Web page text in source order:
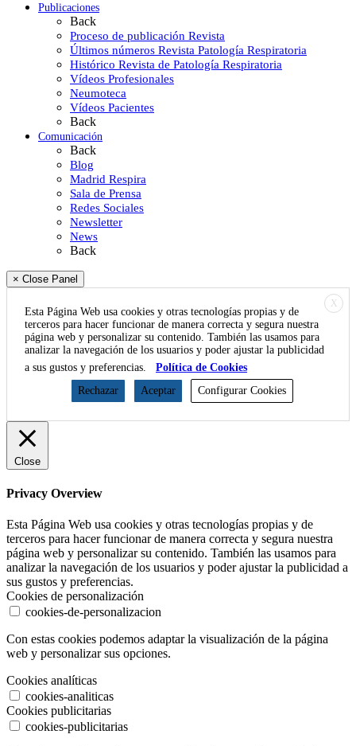
Publicaciones
Back
Proceso de publicación Revista
Últimos números Revista Patología Respiratoria
Histórico Revista de Patología Respiratoria
Vídeos Profesionales
Neumoteca
Vídeos Pacientes
Back
Comunicación
Back
Blog
Madrid Respira
Sala de Prensa
Redes Sociales
Newsletter
News
Back
× Close Panel
X
Esta Página Web usa cookies y otras tecnologías propias y de
terceros para hacer funcionar de manera correcta y segura nuestra
página web y personalizar su contenido. También las usamos para
analizar la navegación de los usuarios y poder ajustar la publicidad
a sus gustos y preferencias.
Política de Cookies
Rechazar
Aceptar Configurar Cookies
Close
Privacy Overview
Esta Página Web usa cookies y otras tecnologías propias y de
terceros para hacer funcionar de manera correcta y segura nuestra
página web y personalizar su contenido. También las usamos para
analizar la navegación de los usuarios y poder ajustar la publicidad a
sus gustos y preferencias.
Cookies de personalización
cookies-de-personalizacion
Con estas cookies podemos adaptar la visualización de la página
web y personalizar sus opciones.
Cookies analíticas
cookies-analiticas
Cookies publicitarias
cookies-publicitarias